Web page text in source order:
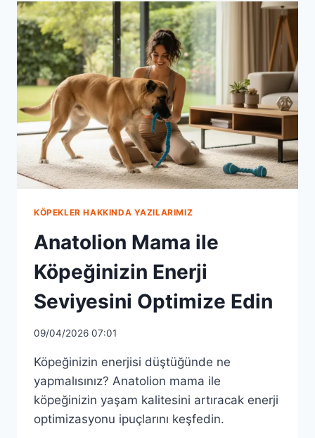
SEVIYESI
NASIL
YÜKSELTILIR?
KÖPEKLER HAKKINDA YAZILARIMIZ
Anatolion Mama ile
Köpeğinizin Enerji
Seviyesini Optimize Edin
09/04/2026 07:01
Köpeğinizin enerjisi düştüğünde ne
yapmalısınız? Anatolion mama ile
köpeğinizin yaşam kalitesini artıracak enerji
optimizasyonu ipuçlarını keşfedin.